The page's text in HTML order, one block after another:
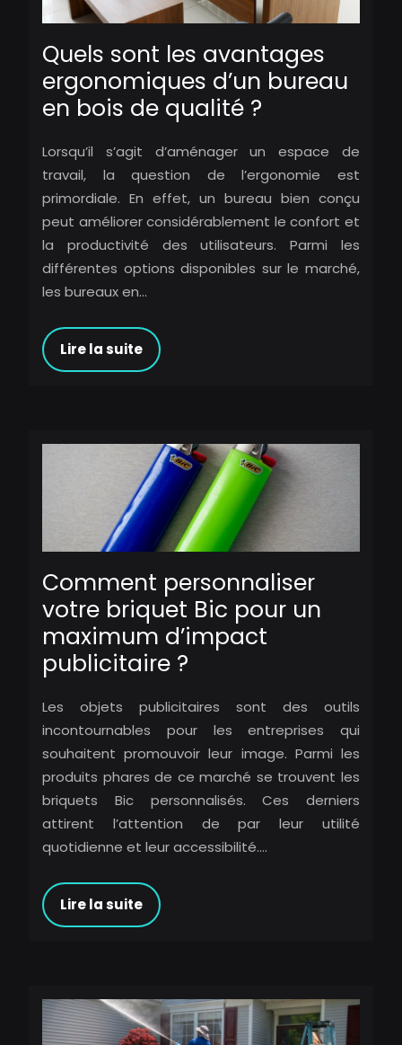
Quels sont les avantages
ergonomiques d’un bureau
en bois de qualité ?
Lorsqu’il s’agit d’aménager un espace de
travail, la question de l’ergonomie est
primordiale. En effet, un bureau bien conçu
peut améliorer considérablement le confort et
la productivité des utilisateurs. Parmi les
différentes options disponibles sur le marché,
les bureaux en…
Lire la suite
Comment personnaliser
votre briquet Bic pour un
maximum d’impact
publicitaire ?
Les objets publicitaires sont des outils
incontournables pour les entreprises qui
souhaitent promouvoir leur image. Parmi les
produits phares de ce marché se trouvent les
briquets Bic personnalisés. Ces derniers
attirent l’attention de par leur utilité
quotidienne et leur accessibilité….
Lire la suite